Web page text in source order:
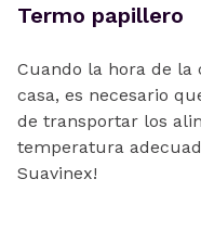
Termo papillero
Cuando la hora de
casa, es necesario
de transportar los
temperatura
Suavinex!